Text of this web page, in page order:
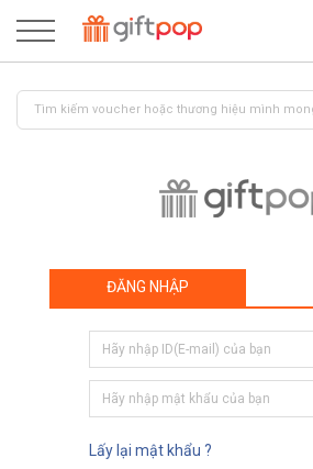
ĐĂNG NHẬP
Lấy lại mật khẩu ?